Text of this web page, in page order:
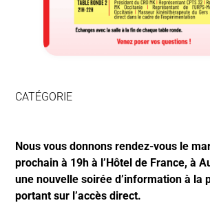
CATÉGORIE
Nous vous donnons rendez-vous le
prochain à 19h à l’Hôtel de France, à
une nouvelle soirée d’information à la
portant sur l’accès direct.